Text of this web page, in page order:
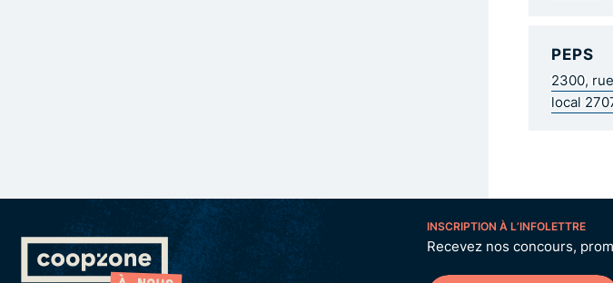
PEPS
2300,
local
INSCRIPTION À L’INFOLETTRE
Recevez nos concours,